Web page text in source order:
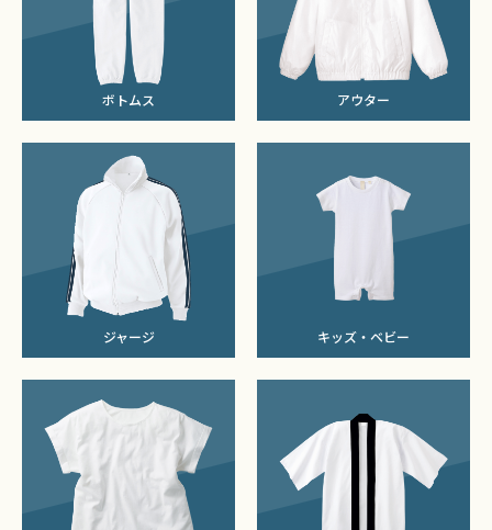
ボトムス アウター
ジャージ キッズ・ベビー